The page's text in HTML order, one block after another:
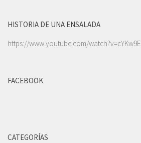
HISTORIA DE UNA ENSALADA
https://www.youtube.com/
FACEBOOK
CATEGORÍAS